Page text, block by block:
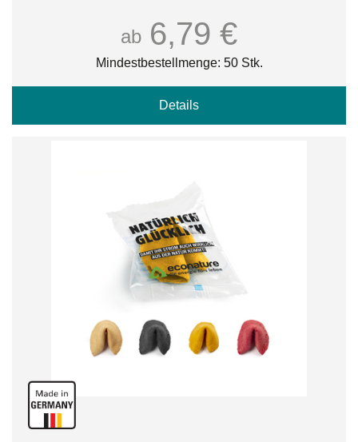
ab 6,79 €
Mindestbestellmenge: 50 Stk.
Details